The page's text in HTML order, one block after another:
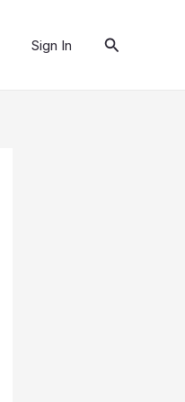
Sign In Pesquisar